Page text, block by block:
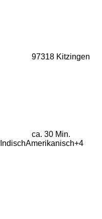
97318 Kitzingen
ca. 30 Min.
IndischAmerikanisch+4